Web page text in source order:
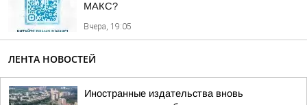
МАКС?
Вчера, 19:05
ЛЕНТА НОВОСТЕЙ
Иностранные издательства вновь